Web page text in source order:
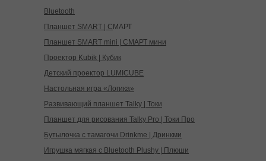
Bluetooth
Планшет SMART | С МАРТ
Планшет SMART mini | СМАРТ мини
Проектор Kubik | Кубик
Детский проектор LUMICUBE
Настольная игра «Логика»
Развивающий планшет Talky | Токи
Планшет для рисования Talky Pro | Токи Про
Бутылочка с тамагочи Drinkme | Дринкми
Игрушка мягкая с Bluetooth Plushy | Плюши